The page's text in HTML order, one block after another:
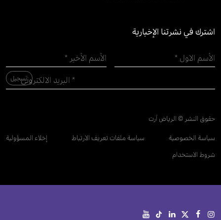
اشترك في نشرتنا الإخبارية
حقوق النشر © الرياض آرت
سياسة الخصوصية سياسة ملفات تعريف الارتباط
إخلاء المسؤولية
شروط الاستخدام